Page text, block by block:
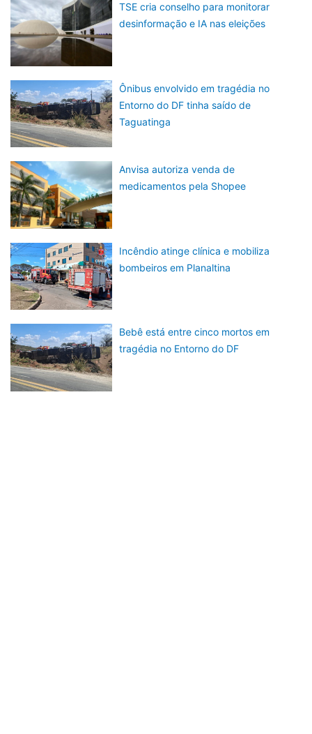
TSE cria conselho para monitorar
desinformação e IA nas eleições
Ônibus envolvido em tragédia no
Entorno do DF tinha saído de
Taguatinga
Anvisa autoriza venda de
medicamentos pela Shopee
Incêndio atinge clínica e mobiliza
bombeiros em Planaltina
Bebê está entre cinco mortos em
tragédia no Entorno do DF